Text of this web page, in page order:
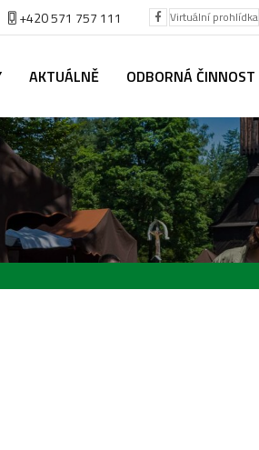
+420 571 757 111 Virtuální prohlídka
AKTUÁLNĚ ODBORNÁ ČINNOST